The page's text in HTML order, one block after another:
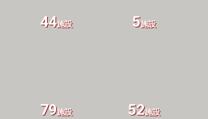
79施設 52施設
44施設 5施設